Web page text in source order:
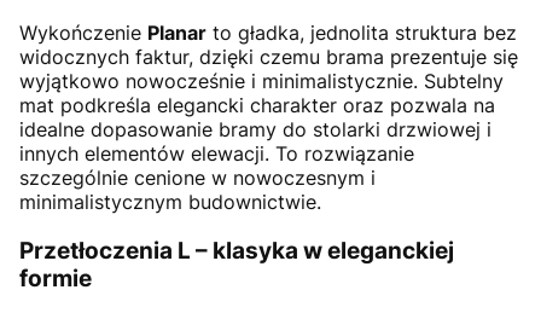
Wykończenie Planar to gładka, jednolita struktura bez
widocznych faktur, dzięki czemu brama prezentuje się
wyjątkowo nowocześnie i minimalistycznie. Subtelny
mat podkreśla elegancki charakter oraz pozwala na
idealne dopasowanie bramy do stolarki drzwiowej i
innych elementów elewacji. To rozwiązanie
szczególnie cenione w nowoczesnym i
minimalistycznym budownictwie.
Przetłoczenia L – klasyka w eleganckiej
formie